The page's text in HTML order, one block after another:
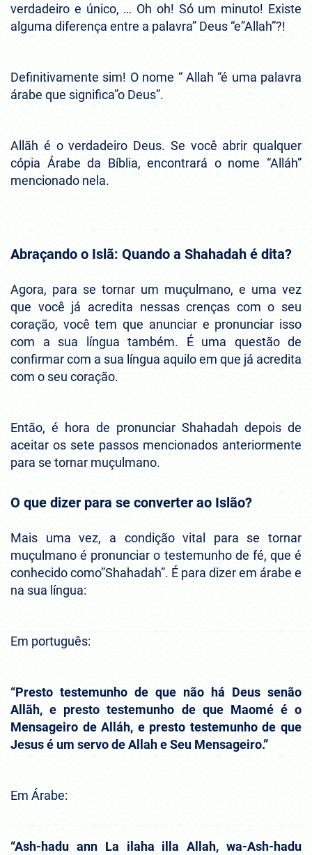
verdadeiro e único, … Oh oh! Só um minuto! Existe
alguma diferença entre a palavra” Deus “e”Allah”?!
Definitivamente sim! O nome “ Allah “é uma palavra
árabe que significa”o Deus”.
Allãh é o verdadeiro Deus. Se você abrir qualquer
cópia Árabe da Bíblia, encontrará o nome “Alláh”
mencionado nela.
Abraçando o Islã: Quando a Shahadah é dita?
Agora, para se tornar um muçulmano, e uma vez
que você já acredita nessas crenças com o seu
coração, você tem que anunciar e pronunciar isso
com a sua língua também. É uma questão de
confirmar com a sua língua aquilo em que já acredita
com o seu coração.
Então, é hora de pronunciar Shahadah depois de
aceitar os sete passos mencionados anteriormente
para se tornar muçulmano.
O que dizer para se converter ao Islão?
Mais uma vez, a condição vital para se tornar
muçulmano é pronunciar o testemunho de fé, que é
conhecido como”Shahadah”. É para dizer em árabe e
na sua língua:
Em português:
“Presto testemunho de que não há Deus senão
Allãh, e presto testemunho de que Maomé é o
Mensageiro de Alláh, e presto testemunho de que
Jesus é um servo de Allah e Seu Mensageiro.”
Em Árabe:
“Ash-hadu ann La ilaha illa Allah, wa-Ash-hadu